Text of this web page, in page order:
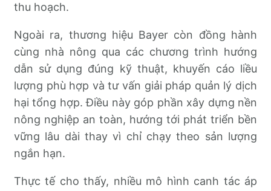
thu hoạch.
Ngoài ra, thương hiệu Bayer còn đồng hành
cùng nhà nông qua các chương trình hướng
dẫn sử dụng đúng kỹ thuật, khuyến cáo liều
lượng phù hợp và tư vấn giải pháp quản lý dịch
hại tổng hợp. Điều này góp phần xây dựng nền
nông nghiệp an toàn, hướng tới phát triển bền
vững lâu dài thay vì chỉ chạy theo sản lượng
ngắn hạn.
Thực tế cho thấy, nhiều mô hình canh tác áp